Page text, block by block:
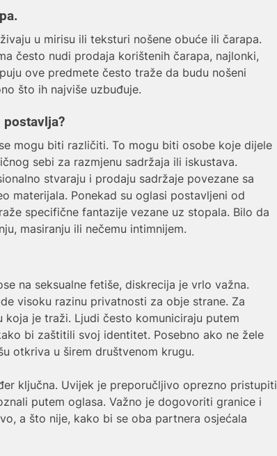
u mirisu ili teksturi nošene obuće ili čarapa.
često nudi prodaja korištenih čarapa, najlonki,
ove predmete često traže da budu nošeni
što ih najviše uzbuđuje.
mogu biti različiti. To mogu biti osobe koje dijele
sebi za razmjenu sadržaja ili iskustava.
stvaraju i prodaju sadržaje povezane sa
materijala. Ponekad su oglasi postavljeni od
specifične fantazije vezane uz stopala. Bilo da
masiranju ili nečemu intimnijem.
na seksualne fetiše, diskrecija je vrlo važna.
visoku razinu privatnosti za obje strane. Za
je traži. Ljudi često komuniciraju putem
bi zaštitili svoj identitet. Posebno ako ne žele
otkriva u širem društvenom krugu.
ključna. Uvijek je preporučljivo oprezno pristupiti
putem oglasa. Važno je dogovoriti granice i
a što nije, kako bi se oba partnera osjećala